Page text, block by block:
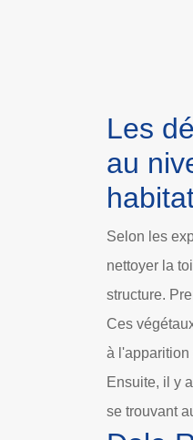
Les
au
Selon les
nettoyer la
structure.
Ces
à l'apparition
Ensuite, il y
se trouvant